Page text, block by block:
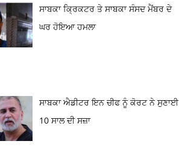
ਸਾਬਕਾ ਕ੍ਰਿਕਟਰ ਤੇ ਸਾਬਕਾ ਸੰਸਦ ਮੈਂਬਰ ਦੇ
ਘਰ ਹੋਇਆ ਹਮਲਾ
ਸਾਬਕਾ ਐਡੀਟਰ ਇਨ ਚੀਫ ਨੂੰ ਕੋਰਟ ਨੇ ਸੁਣਾਈ
10 ਸਾਲ ਦੀ ਸਜ਼ਾ